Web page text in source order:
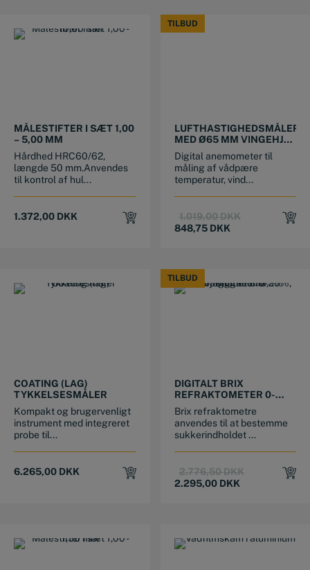
MÅLESTIFTER I SÆT 1,00
– 5,00 MM
Hårdhed HRC60/62,
længde 50 mm.Anvendes
til kontrol af hul...
1.372,00 DKK
TILBUD
TILBUD
LUFTHASTIGHEDSMÅLER
MED Ø65 MM VINGEHJUL
OG USB DATAUDGANG
Digital anemometer til
måling af vådpære
temperatur, vind...
1.019,00DKKOriginal
848,75 DKK
Current
COATING (LAG)
TYKKELSESMÅLER
Kompakt og brugervenligt
instrument med integreret
probe til...
6.265,00 DKK
TILBUD
TILBUD
DIGITALT BRIX
REFRAKTOMETER 0-
50%, NØJAGTIGHED
±0,2%
Brix refraktometre
anvendes til at bestemme
sukkerindholdet ...
2.776,50DKKOriginal
2.295,00 DKK
Current